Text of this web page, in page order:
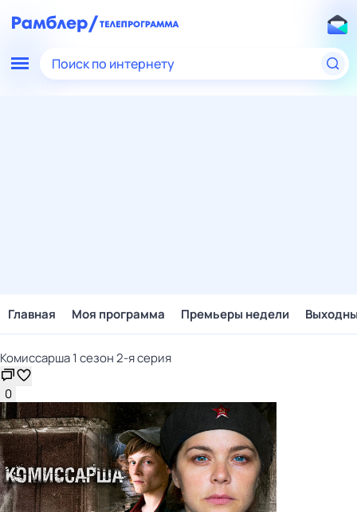
Поиск по интернету
Главная Моя программа Премьеры недели
Комиссарша 1 сезон 2-я серия
0